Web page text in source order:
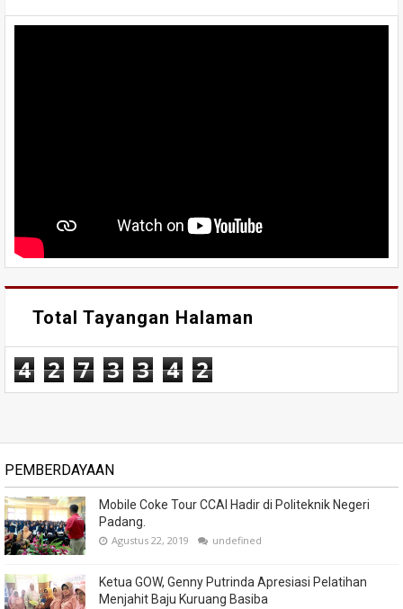
Total Tayangan Halaman
4 2 7 3 3 4 2
PEMBERDAYAAN
Mobile Coke Tour CCAI Hadir di Politeknik Negeri
Padang.
Agustus 22, 2019 undefined
Ketua GOW, Genny Putrinda Apresiasi Pelatihan
Menjahit Baju Kuruang Basiba